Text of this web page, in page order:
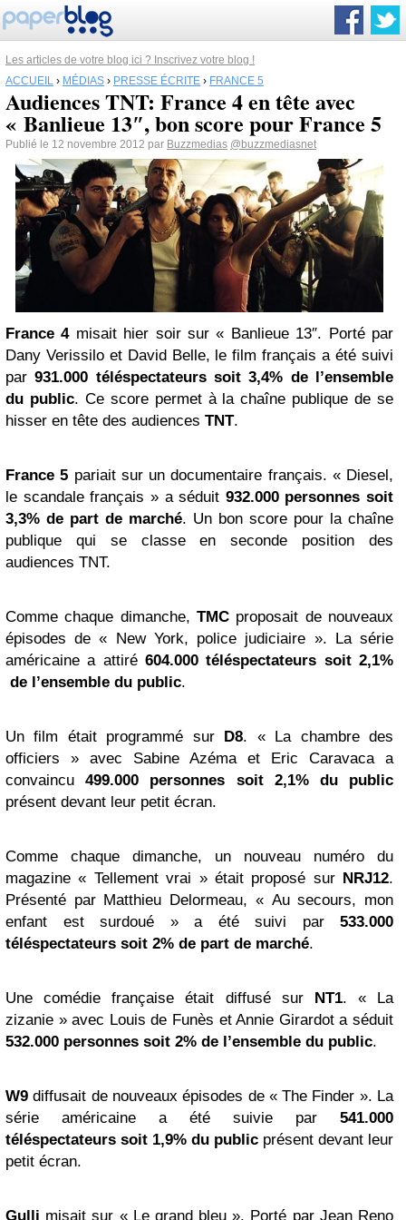
Les articles de votre blog ici ? Inscrivez votre blog !
ACCUEIL › MÉDIAS › PRESSE ÉCRITE › FRANCE 5
Audiences TNT: France 4 en tête avec
« Banlieue 13″, bon score pour France 5
Publié le 12 novembre 2012 par Buzzmedias @buzzmediasnet
France 4misait hier soir sur « Banlieue 13″. Porté par
Dany Verissilo et David Belle, le film français a été suivi
par931.000 téléspectateurs soit 3,4% de l’ensemble
du public. Ce score permet à la chaîne publique de se
hisser en tête des audiences TNT.
France 5 pariait sur un documentaire français. « Diesel,
le scandale français » a séduit 932.000 personnes soit
3,3% de part de marché. Un bon score pour la chaîne
publique qui se classe en seconde position des
audiences TNT.
Comme chaque dimanche, TMC proposait de nouveaux
épisodes de « New York, police judiciaire ». La série
américaine a attiré 604.000 téléspectateurs soit 2,1%
de l’ensemble du public.
Un film était programmé surD8. « La chambre des
officiers » avec Sabine Azéma et Eric Caravaca a
convaincu499.000 personnes soit 2,1% du public
présent devant leur petit écran.
Comme chaque dimanche, un nouveau numéro du
magazine « Tellement vrai » était proposé sur NRJ12.
Présenté par Matthieu Delormeau, « Au secours, mon
enfant est surdoué » a été suivi par 533.000
téléspectateurs soit 2% de part de marché.
Une comédie française était diffusé sur NT1. « La
zizanie » avec Louis de Funès et Annie Girardot a séduit
532.000 personnes soit 2% de l’ensemble du public.
W9 diffusait de nouveaux épisodes de « The Finder ». La
série américaine a été suivie par 541.000
téléspectateurs soit 1,9% du public présent devant leur
petit écran.
Gulli misait sur « Le grand bleu ». Porté par Jean Reno